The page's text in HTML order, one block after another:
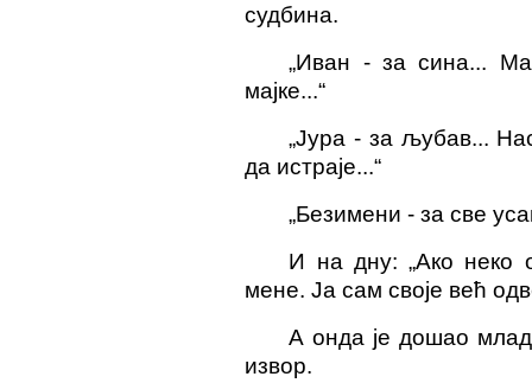
судбина.
„Иван - за сина...
мајке...“
„Јура - за љубав...
да истраје...“
„Безимени - за све
И на дну: „Ако неко
мене. Ја сам своје већ
А онда је дошао
извор.